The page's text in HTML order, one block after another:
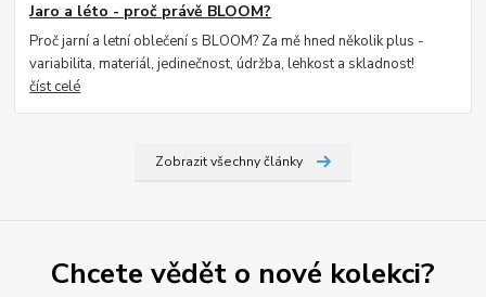
Jaro a léto - proč právě BLOOM?
Proč jarní a letní oblečení s BLOOM? Za mě hned několik plus -
variabilita, materiál, jedinečnost, údržba, lehkost a skladnost!
číst celé
Zobrazit všechny články
Chcete vědět o nové kolekci?